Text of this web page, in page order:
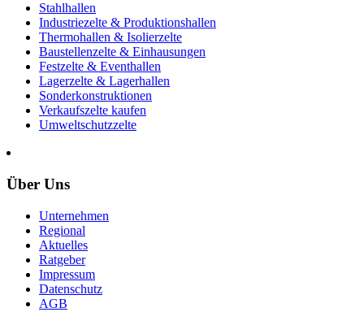
Stahlhallen
Industriezelte & Produktionshallen
Thermohallen & Isolierzelte
Baustellenzelte & Einhausungen
Festzelte & Eventhallen
Lagerzelte & Lagerhallen
Sonderkonstruktionen
Verkaufszelte kaufen
Umweltschutzzelte
Über Uns
Unternehmen
Regional
Aktuelles
Ratgeber
Impressum
Datenschutz
AGB